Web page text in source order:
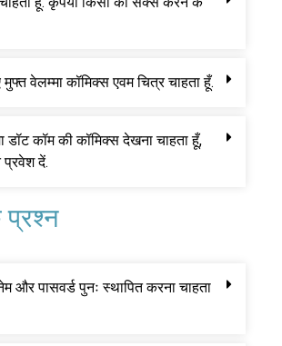
वेलम्मा कॉमिक्स एवम चित्र चाहता हूँ.
डॉट कॉम की कॉमिक्स देखना चाहता हूँ,
दें.
और पासवर्ड पुनः स्थापित करना चाहता